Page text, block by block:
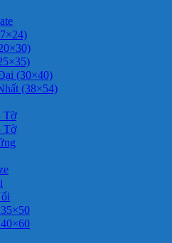
(30×40)
(38×54)
Tờ
Tờ